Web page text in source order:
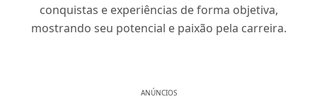
conquistas e experiências de forma objetiva,
mostrando seu potencial e paixão pela carreira.
ANÚNCIOS